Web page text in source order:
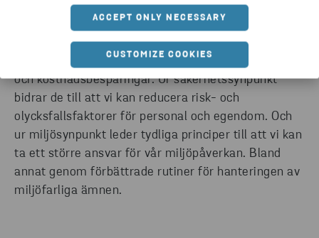
ACCEPT ONLY NECESSARY
CUSTOMIZE COOKIES
Ur produktionssynpunkt innebär klara principer för
leverans och materialomhändertagande både tids-
och kostnadsbesparingar. Ur säkerhetssynpunkt
bidrar de till att vi kan reducera risk- och
olycksfallsfaktorer för personal och egendom. Och
ur miljösynpunkt leder tydliga principer till att vi kan
ta ett större ansvar för vår miljöpåverkan. Bland
annat genom förbättrade rutiner för hanteringen av
miljöfarliga ämnen.